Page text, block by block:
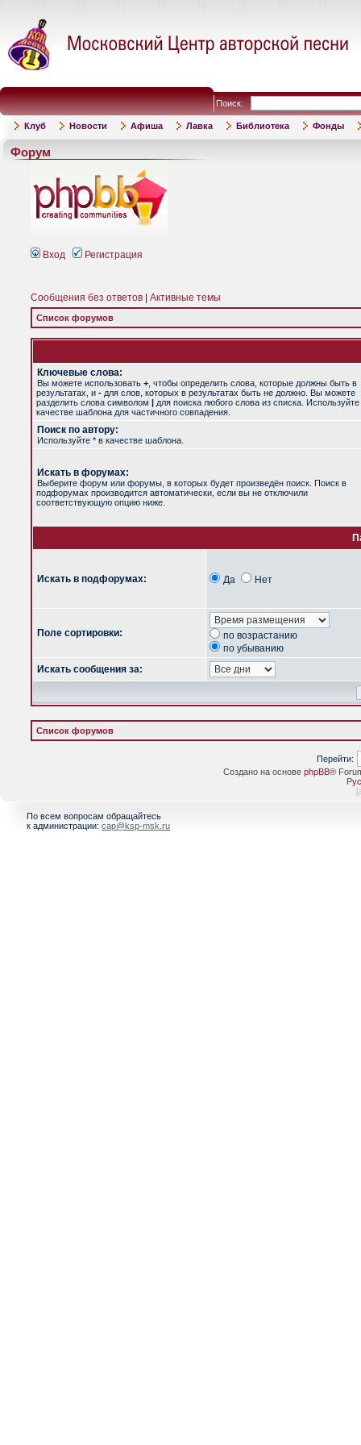
Поиск:
Клуб Новости Афиша Лавка Библиотека Фонды
Форум
Вход Регистрация
Сообщения без ответов Активные темы
Список форумов
Ключевые слова:
Вы можете использовать + , чтобы определить слова, которые должны быть в
результатах, и - для слов, которых в результатах быть не должно. Вы можете
разделить слова символом | для поиска любого слова из списка. Используйте
качестве шаблона для частичного совпадения.
Поиск по автору:
Используйте * в качестве шаблона.
Искать в форумах:
Выберите форум или форумы, в которых будет произведён поиск. Поиск в
подфорумах производится автоматически, если вы не отключили
соответствующую опцию ниже.
Искать в подфорумах: Да Нет
Поле сортировки:
по возрастанию
по убыванию
Искать сообщения за:
Список форумов
Перейти:
Создано на основе phpBB®
[
По всем вопросам обращайтесь
к администрации: cap@ksp-msk.ru